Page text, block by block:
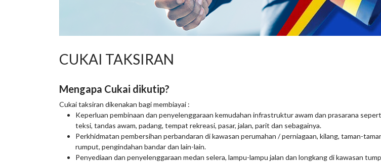
CUKAI TAKSIRAN
Mengapa Cukai dikutip?
Cukai taksiran dikenakan bagi membiayai :
Keperluan pembinaan dan penyelenggaraan kemudahan infrastruktur awam dan prasarana
teksi, tandas awam, padang, tempat rekreasi, pasar, jalan, parit dan sebagainya.
Perkhidmatan pembersihan perbandaran di kawasan perumahan / perniagaan, kilang, taman-
rumput, pengindahan bandar dan lain-lain.
Penyediaan dan penyelenggaraan medan selera, lampu-lampu jalan dan longkang di kawasan